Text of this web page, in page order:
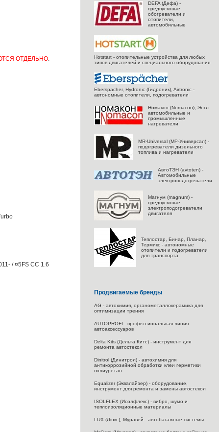
ОТДЕЛЬНО.
/ ¤5FS CC 1.6
DEFA (Дефа) -
предпусковые
обогреватели и
отопители,
автомобильные
Hotstart - отопительные устройства для любых
типов двигателей и специального оборудования
Eberspacher, Hydronic (Гидроник), Airtronic -
автономные отопители, подогреватели
Номакон (Nomacon), Энгл
автомобильные и
промышленные
нагреватели
MR-Universal (МР-Универсал) -
подогреватели дизельного
топлива и нагреватели
АвтоТЭН (avtoten) -
Автомобильные
электроподогреватели
Магнум (magnum) -
предпусковые
электроподогреватели
двигателя
Теплостар, Бинар, Планар,
Термикс - автономные
отопители и подогреватели
для транспорта
Продвигаемые бренды
AG - автохимия, органометаллокерамика для
оптимизации трения
AUTOPROFI - профессиональная линия
автоаксессуаров
Delta Kits (Дельта Китс) - инструмент для
ремонта автостекол
Dinitrol (Динитрол) - автохимия для
антикоррозийной обработки клеи герметики
полиуретан
Equalizer (Эквалайзер) - оборудование,
инструмент для ремонта и замены автостекол
ISOLFLEX (Исолфлекс) - вибро, шумо и
теплоизоляционные материалы
LUX (Люкс), Муравей - автобагажные системы